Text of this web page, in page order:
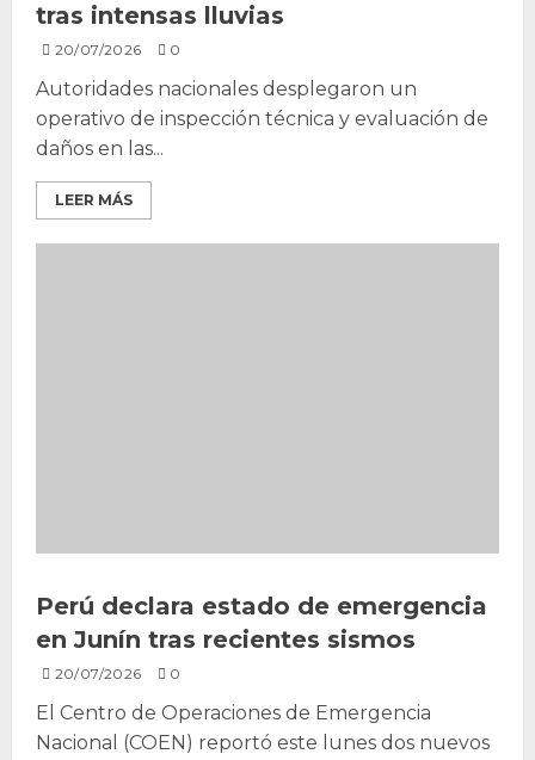
tras intensas lluvias
20/07/2026 0
Autoridades nacionales desplegaron un
operativo de inspección técnica y evaluación de
daños en las...
LEER MÁS
Perú declara estado de emergencia
en Junín tras recientes sismos
20/07/2026 0
El Centro de Operaciones de Emergencia
Nacional (COEN) reportó este lunes dos nuevos